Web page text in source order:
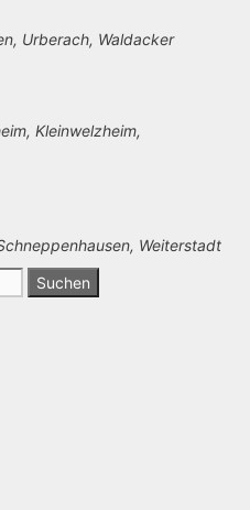
Urberach, Waldacker
Kleinwelzheim,
Weiterstadt